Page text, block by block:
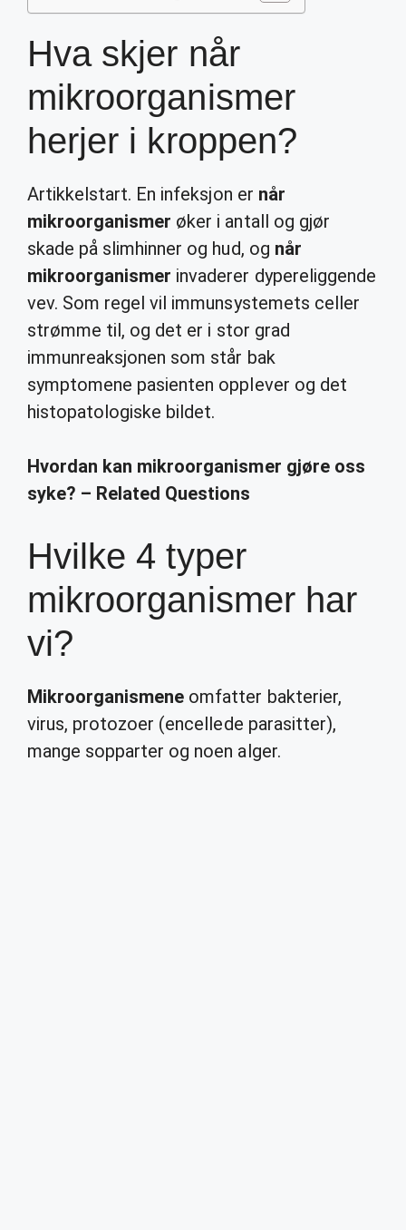
Hva skjer når
mikroorganismer
herjer i kroppen?
Artikkelstart. En infeksjon er når
mikroorganismer øker i antall og gjør
skade på slimhinner og hud, og når
mikroorganismer invaderer dypereliggende
vev. Som regel vil immunsystemets celler
strømme til, og det er i stor grad
immunreaksjonen som står bak
symptomene pasienten opplever og det
histopatologiske bildet.
Hvordan kan mikroorganismer gjøre oss
syke? – Related Questions
Hvilke 4 typer
mikroorganismer har
vi?
Mikroorganismene omfatter bakterier,
virus, protozoer (encellede parasitter),
mange sopparter og noen alger.